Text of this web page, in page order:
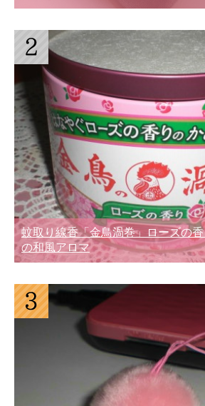
蚊取り線香「金鳥渦巻」ローズの
の和風アロマ